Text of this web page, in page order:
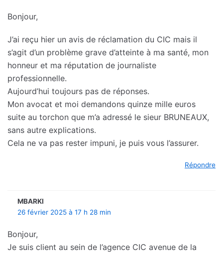
Bonjour,
J’ai reçu hier un avis de réclamation du CIC mais il
s’agit d’un problème grave d’atteinte à ma santé, mon
honneur et ma réputation de journaliste
professionnelle.
Aujourd’hui toujours pas de réponses.
Mon avocat et moi demandons quinze mille euros
suite au torchon que m’a adressé le sieur BRUNEAUX,
sans autre explications.
Cela ne va pas rester impuni, je puis vous l’assurer.
Répondre
MBARKI
26 février 2025 à 17 h 28 min
Bonjour,
Je suis client au sein de l’agence CIC avenue de la